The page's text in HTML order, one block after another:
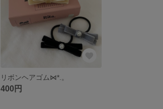
リボンヘアゴム⋈*.。
400円